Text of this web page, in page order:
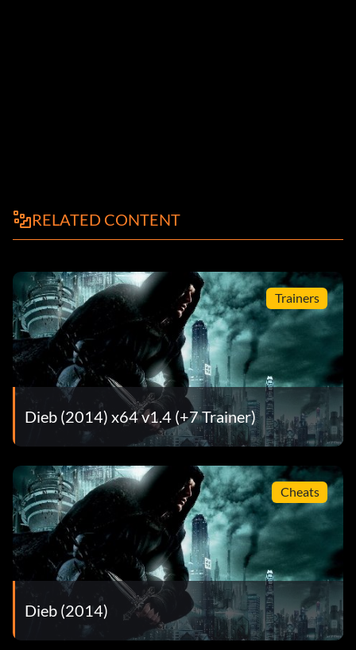
RELATED CONTENT
Trainers
Dieb (2014) x64 v1.4 (+7 Trainer)
Cheats
Dieb (2014)